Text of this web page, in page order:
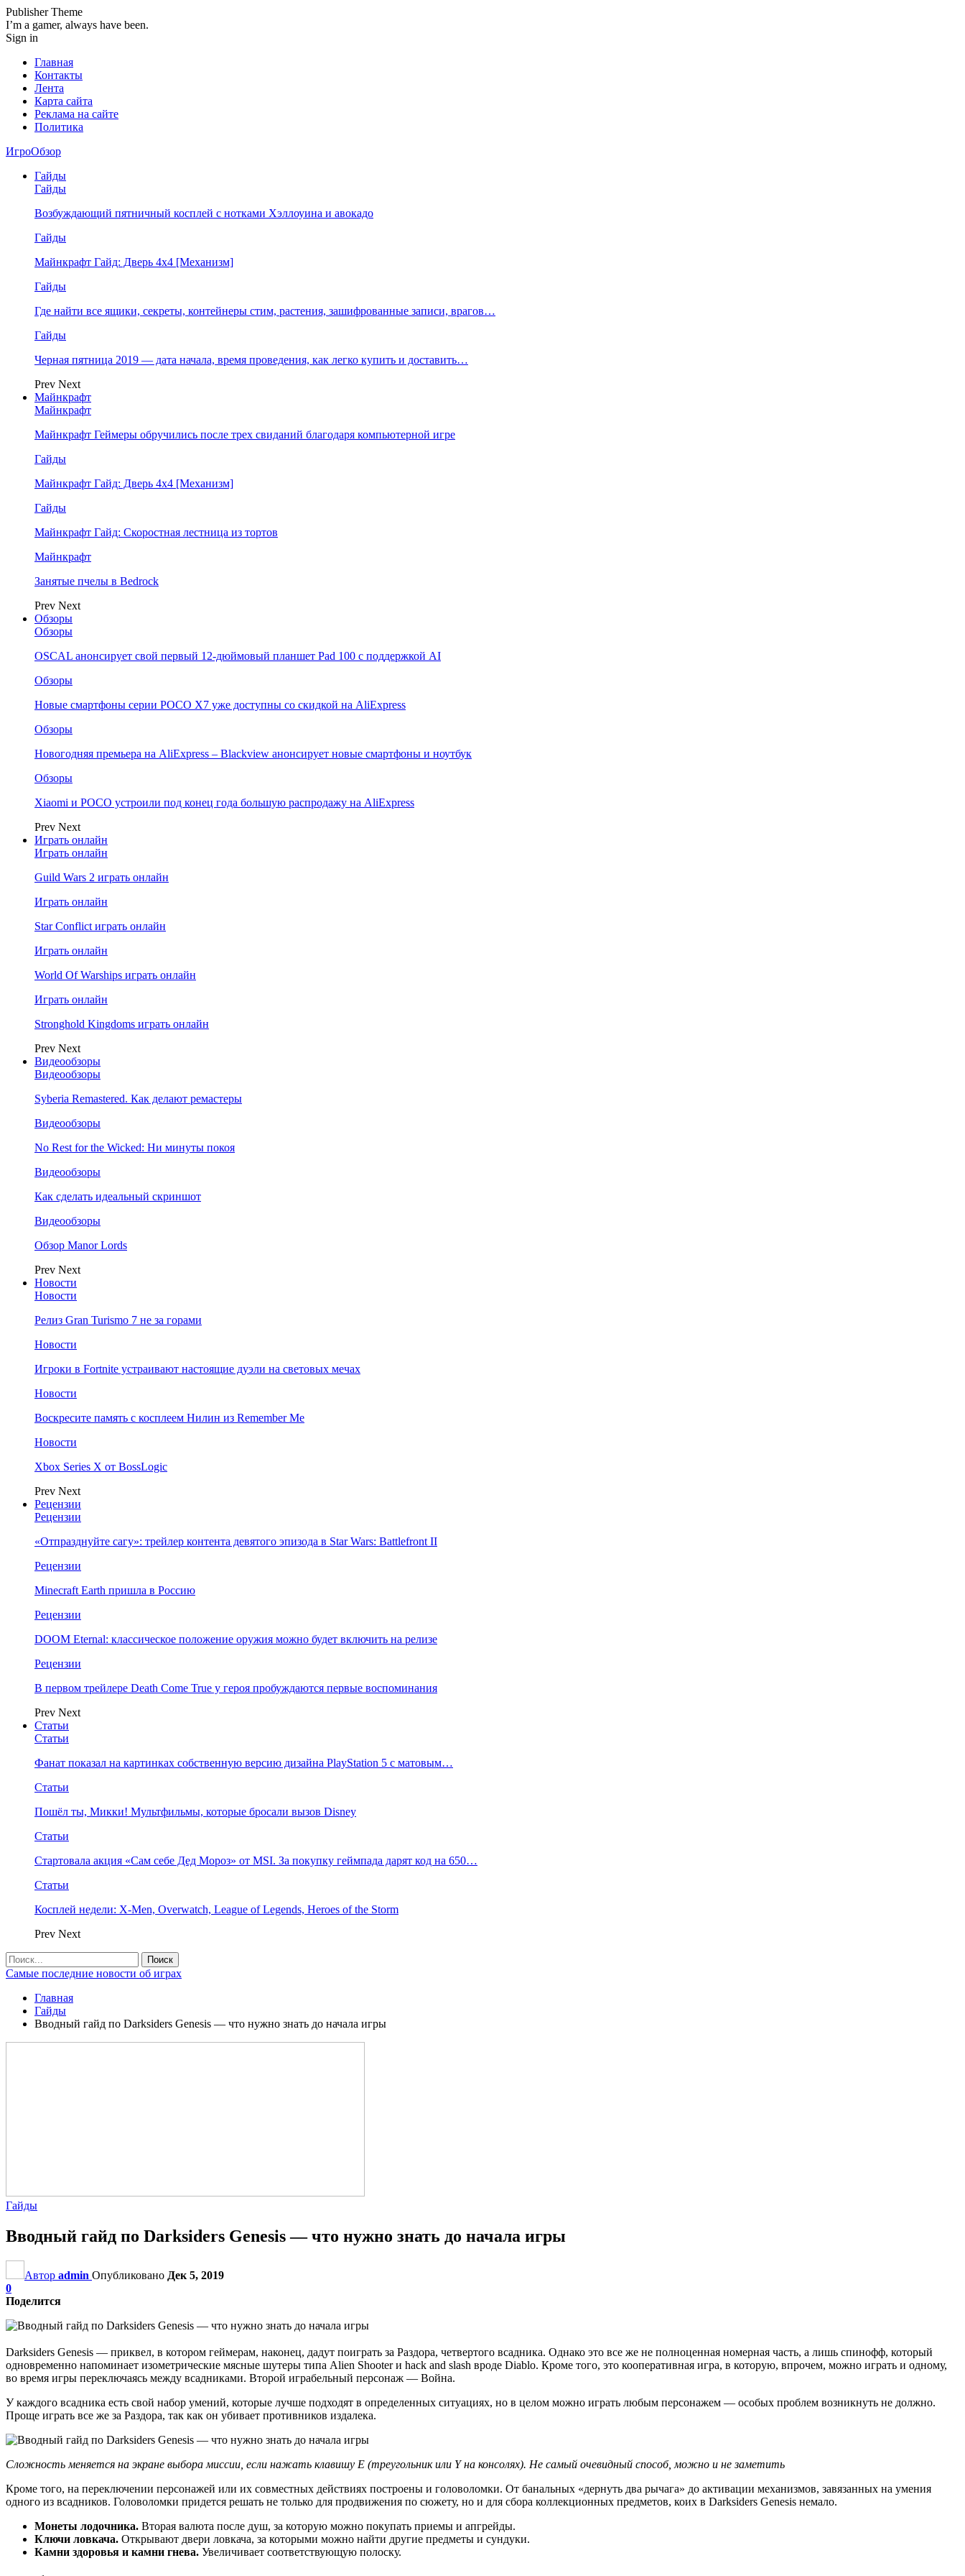
Publisher Theme
I’m a gamer, always have been.
Sign in
Главная
Контакты
Лента
Карта сайта
Реклама на сайте
Политика
ИгроОбзор
Гайды
Гайды
Возбуждающий пятничный косплей с нотками Хэллоуина и авокадо
Гайды
Майнкрафт Гайд: Дверь 4х4 [Механизм]
Гайды
Где найти все ящики, секреты, контейнеры стим, растения, зашифрованные записи, врагов…
Гайды
Черная пятница 2019 — дата начала, время проведения, как легко купить и доставить…
Prev Next
Майнкрафт
Майнкрафт
Майнкрафт Геймеры обручились после трех свиданий благодаря компьютерной игре
Гайды
Майнкрафт Гайд: Дверь 4х4 [Механизм]
Гайды
Майнкрафт Гайд: Скоростная лестница из тортов
Майнкрафт
Занятые пчелы в Bedrock
Prev Next
Обзоры
Обзоры
OSCAL анонсирует свой первый 12-дюймовый планшет Pad 100 с поддержкой AI
Обзоры
Новые смартфоны серии POCO X7 уже доступны со скидкой на AliExpress
Обзоры
Новогодняя премьера на AliExpress – Blackview анонсирует новые смартфоны и ноутбук
Обзоры
Xiaomi и POCO устроили под конец года большую распродажу на AliExpress
Prev Next
Играть онлайн
Играть онлайн
Guild Wars 2 играть онлайн
Играть онлайн
Star Conflict играть онлайн
Играть онлайн
World Of Warships играть онлайн
Играть онлайн
Stronghold Kingdoms играть онлайн
Prev Next
Видеообзоры
Видеообзоры
Syberia Remastered. Как делают ремастеры
Видеообзоры
No Rest for the Wicked: Ни минуты покоя
Видеообзоры
Как сделать идеальный скриншот
Видеообзоры
Обзор Manor Lords
Prev Next
Новости
Новости
Релиз Gran Turismo 7 не за горами
Новости
Игроки в Fortnite устраивают настоящие дуэли на световых мечах
Новости
Воскресите память с косплеем Нилин из Remember Me
Новости
Xbox Series X от BossLogic
Prev Next
Рецензии
Рецензии
«Отпразднуйте сагу»: трейлер контента девятого эпизода в Star Wars: Battlefront II
Рецензии
Minecraft Earth пришла в Россию
Рецензии
DOOM Eternal: классическое положение оружия можно будет включить на релизе
Рецензии
В первом трейлере Death Come True у героя пробуждаются первые воспоминания
Prev Next
Статьи
Статьи
Фанат показал на картинках собственную версию дизайна PlayStation 5 с матовым…
Статьи
Пошёл ты, Микки! Мультфильмы, которые бросали вызов Disney
Статьи
Стартовала акция «Сам себе Дед Мороз» от MSI. За покупку геймпада дарят код на 650…
Статьи
Косплей недели: X-Men, Overwatch, League of Legends, Heroes of the Storm
Prev Next
Самые последние новости об играх
Главная
Гайды
Вводный гайд по Darksiders Genesis — что нужно знать до начала игры
Гайды
Вводный гайд по Darksiders Genesis — что нужно знать до начала игры
Автор admin Опубликовано Дек 5, 2019
0
Поделится
Darksiders Genesis — приквел, в котором геймерам, наконец, дадут поиграть за Раздора, четвертого всадника. Однако это все же не полноценная номерная часть, а лишь спинофф, который
одновременно напоминает изометрические мясные шутеры типа Alien Shooter и hack and slash вроде Diablo. Кроме того, это кооперативная игра, в которую, впрочем, можно играть и одному,
во время игры переключаясь между всадниками. Второй играбельный персонаж — Война.
У каждого всадника есть свой набор умений, которые лучше подходят в определенных ситуациях, но в целом можно играть любым персонажем — особых проблем возникнуть не должно.
Проще играть все же за Раздора, так как он убивает противников издалека.
Сложность меняется на экране выбора миссии, если нажать клавишу E (треугольник или Y на консолях). Не самый очевидный способ, можно и не заметить
Кроме того, на переключении персонажей или их совместных действиях построены и головоломки. От банальных «дернуть два рычага» до активации механизмов, завязанных на умения
одного из всадников. Головоломки придется решать не только для продвижения по сюжету, но и для сбора коллекционных предметов, коих в Darksiders Genesis немало.
Монеты лодочника. Вторая валюта после душ, за которую можно покупать приемы и апгрейды.
Ключи ловкача. Открывают двери ловкача, за которыми можно найти другие предметы и сундуки.
Камни здоровья и камни гнева. Увеличивает соответствующую полоску.